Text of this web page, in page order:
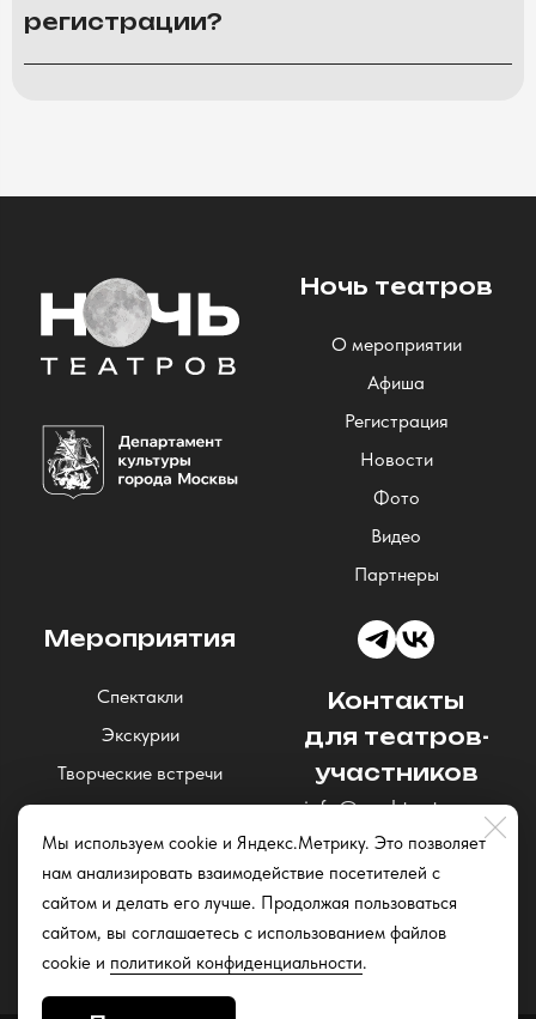
регистрации?
Мы используем cookie и Яндекс.Метрику. Это позволяет
нам анализировать взаимодействие посетителей с
сайтом и делать его лучше. Продолжая пользоваться
сайтом, вы соглашаетесь с использованием файлов
cookie и политикой конфиденциальности.
Ночь театров
О мероприятии
Афиша
Регистрация
Новости
Фото
Видео
Партнеры
Мероприятия
Спектакли
Экскурии
Творческие встречи
Концерты
Читки и открытые
репетиции
Контакты
для театров-
участников
info@nochteatrov.ru